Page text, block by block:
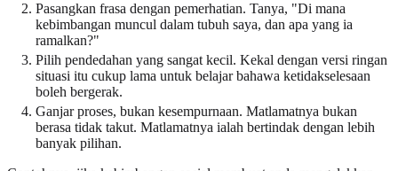
Pasangkan frasa dengan pemerhatian. Tanya, "Di mana
kebimbangan muncul dalam tubuh saya, dan apa yang ia
ramalkan?"
Pilih pendedahan yang sangat kecil. Kekal dengan versi ringan
situasi itu cukup lama untuk belajar bahawa ketidakselesaan
boleh bergerak.
Ganjar proses, bukan kesempurnaan. Matlamatnya bukan
berasa tidak takut. Matlamatnya ialah bertindak dengan lebih
banyak pilihan.